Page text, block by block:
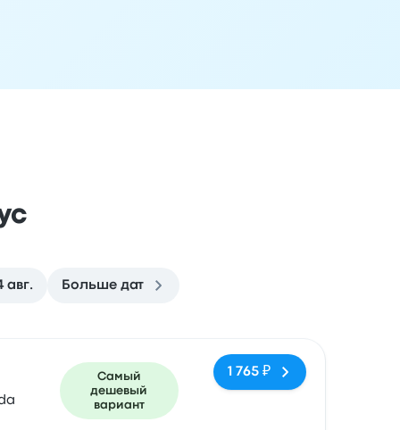
авг. Больше дат
Самый
дешевый
вариант
1 765 ₽